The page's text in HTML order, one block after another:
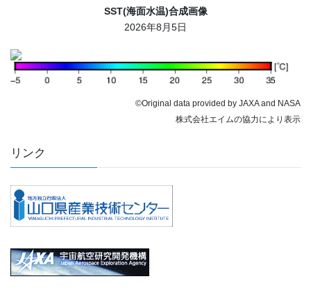
SST(海面水温)合成画像
2026年8月5日
©Original data provided by JAXA and NASA
株式会社エイムの協力により表示
リンク